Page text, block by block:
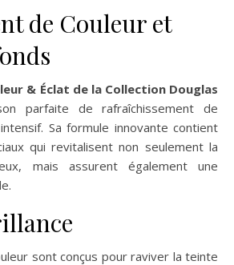
de Couleur et
& Éclat de la Collection Douglas
parfaite de rafraîchissement de
Sa formule innovante contient
qui revitalisent non seulement la
mais assurent également une
sont conçus pour raviver la teinte